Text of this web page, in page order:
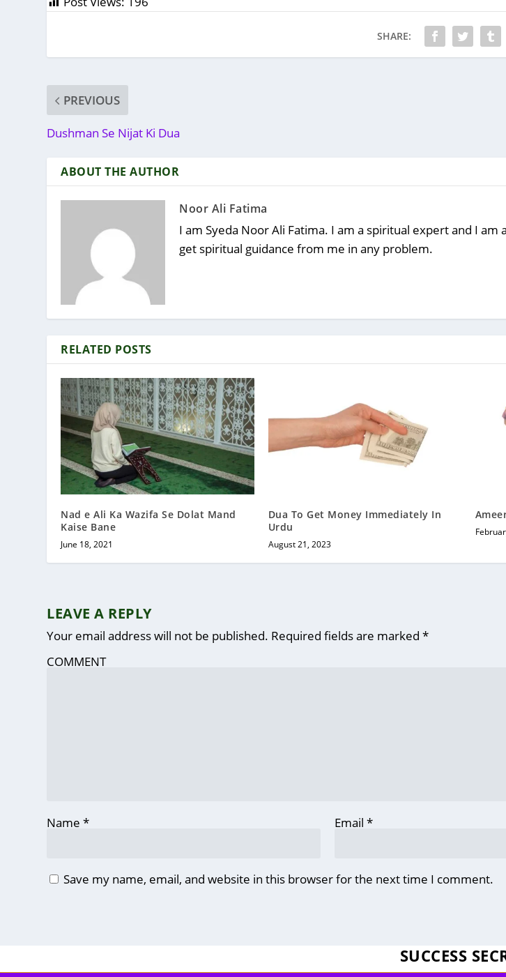
SHARE:
PREVIOUS
Dushman Se Nijat Ki Dua
ABOUT THE AUTHOR
Noor Ali Fatima
I am Syeda Noor Ali Fatima. I am a spiritual expert and I
get spiritual guidance from me in any problem.
RELATED POSTS
Nad e Ali Ka Wazifa Se Dolat Mand
Kaise Bane
June 18, 2021
Dua To Get Money Immediately In
Urdu
August 21, 2023
LEAVE A REPLY
Your email address will not be published. Required fields are marked*
COMMENT
Name* Email*
Save my name, email, and website in this browser for the next time I comment.
SUCCESS